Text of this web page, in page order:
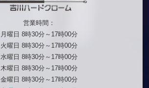
営業時間：
月曜日 8時30分～17時00分
火曜日 8時30分～17時00分
水曜日 8時30分～17時00分
木曜日 8時30分～17時00分
金曜日 8時30分～17時00分